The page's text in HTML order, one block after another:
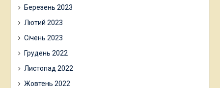
Березень 2023
Лютий 2023
Січень 2023
Грудень 2022
Листопад 2022
Жовтень 2022